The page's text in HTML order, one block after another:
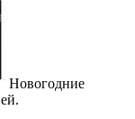
Новогодние